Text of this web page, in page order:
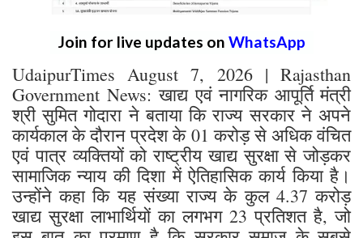
Join for live updates on WhatsApp
UdaipurTimes August 7, 2026 | Rajasthan
Government News: खाद्य एवं नागरिक आपूर्ति मंत्री
श्री सुमित गोदारा ने बताया कि राज्य सरकार ने अपने
कार्यकाल के दौरान प्रदेश के 01 करोड़ से अधिक वंचित
एवं पात्र व्यक्तियों को राष्ट्रीय खाद्य सुरक्षा से जोड़कर
सामाजिक न्याय की दिशा में ऐतिहासिक कार्य किया है।
उन्होंने कहा कि यह संख्या राज्य के कुल 4.37 करोड़
खाद्य सुरक्षा लाभार्थियों का लगभग 23 प्रतिशत है, जो